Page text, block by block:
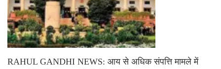
RAHUL GANDHI NEWS: आय से अधिक संपत्ति मामले में